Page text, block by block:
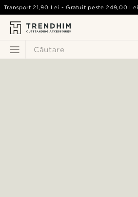
Căutare
Transport 21,90 Lei - Gratuit peste249,00 Lei